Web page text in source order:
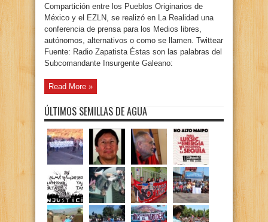
Compartición entre los Pueblos Originarios de
México y el EZLN, se realizó en La Realidad una
conferencia de prensa para los Medios libres,
autónomos, alternativos o como se llamen. Twittear
Fuente: Radio Zapatista Éstas son las palabras del
Subcomandante Insurgente Galeano:
Read More »
ÚLTIMOS SEMILLAS DE AGUA